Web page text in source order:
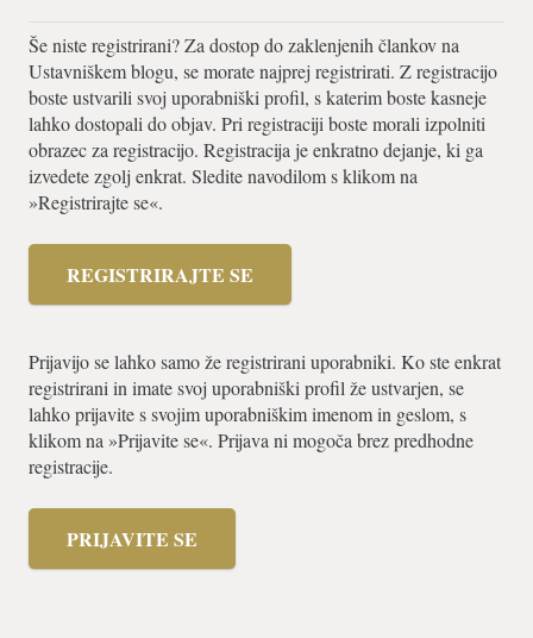
Še niste registrirani? Za dostop do zaklenjenih člankov na
Ustavniškem blogu, se morate najprej registrirati. Z registracijo
boste ustvarili svoj uporabniški profil, s katerim boste kasneje
lahko dostopali do objav. Pri registraciji boste morali izpolniti
obrazec za registracijo. Registracija je enkratno dejanje, ki ga
izvedete zgolj enkrat. Sledite navodilom s klikom na
»Registrirajte se«.
REGISTRIRAJTE SE
Prijavijo se lahko samo že registrirani uporabniki. Ko ste enkrat
registrirani in imate svoj uporabniški profil že ustvarjen, se
lahko prijavite s svojim uporabniškim imenom in geslom, s
klikom na »Prijavite se«. Prijava ni mogoča brez predhodne
registracije.
PRIJAVITE SE